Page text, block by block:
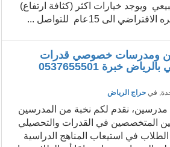
ويوجد خيارات اكثر (كثافة ارتفاع)
الى 15عام للتواصل ...
ومدرسات خصوصي قدرات
خبرة 0537655501
, في حراج الرياض
نقدم لكم نخبة من المدرسين
المتخصصين في القدرات والتحصيلي
في استيعاب المناهج الدراسية